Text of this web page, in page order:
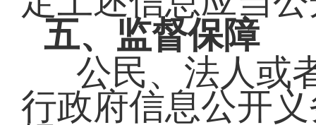
五、监督保障
公民、法人或
行政府信息公开